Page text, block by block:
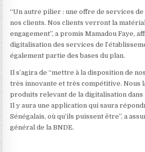
“Un autre pilier : une offre de services
nos clients. Nos clients verront la
engagement”, a promis Mamadou Faye,
digitalisation des services de
également partie des bases du plan.
Il s’agira de “mettre à la disposition de
très innovante et très compétitive. Nous
produits relevant de la digitalisation dans
Il y aura une application qui saura
Sénégalais, où qu’ils puissent être”, a
général de la BNDE.